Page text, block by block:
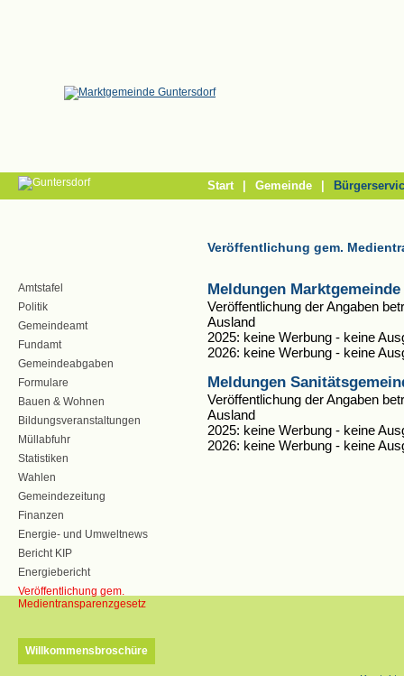
Start Gemeinde
Amtstafel
Politik
Gemeindeamt
Fundamt
Gemeindeabgaben
Formulare
Bauen & Wohnen
Bildungsveranstaltungen
Müllabfuhr
Statistiken
Wahlen
Gemeindezeitung
Finanzen
Energie- und Umweltnews
Bericht KIP
Energiebericht
Veröffentlichung gem.
Medientransparenzgesetz
Willkommensbroschüre
Veröffentlichung gem.
Meldungen
Veröffentlichung der Angaben
Ausland
2025: keine Werbung - keine
2026: keine Werbung - keine
Meldungen
Veröffentlichung der Angaben
Ausland
2025: keine Werbung - keine
2026: keine Werbung - keine